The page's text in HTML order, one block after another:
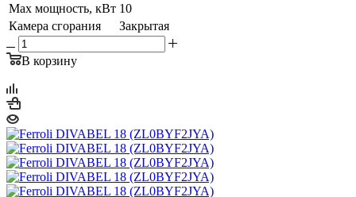
Max мощность, кВт 10
Камера сгорания
Закрытая
В корзину